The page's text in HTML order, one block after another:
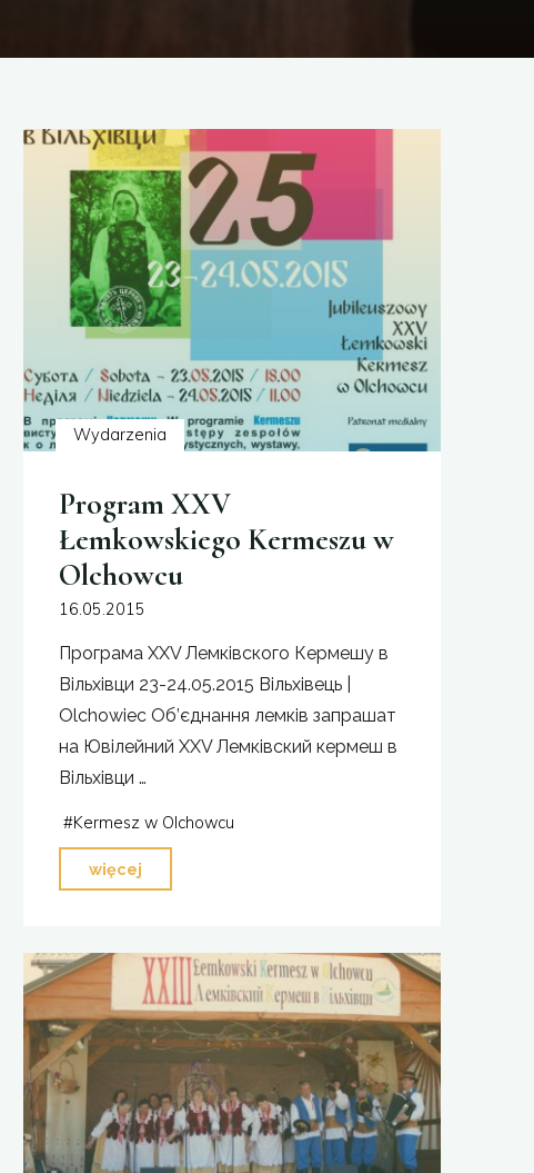
Wydarzenia
Program XXV
Łemkowskiego Kermeszu w
Olchowcu
16.05.2015
Програма ХХV Лемківского Кермешу в
Вільхівци 23-24.05.2015 Вільхівець |
Olchowiec Об’єднання лемків запрашат
на Ювілейний ХХV Лемківский кермеш в
Вільхівци …
#Kermesz w Olchowcu
więcej
Kermeszu
w
Olchowcu"